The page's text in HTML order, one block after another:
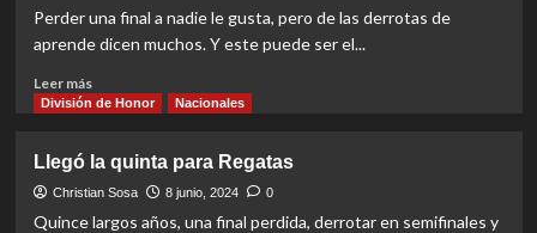
División
Honor
Perder una final a nadie le gusta, pero de las derrotas de
aprende dicen muchos. Y este puede ser el...
Leer másRead
more
y
una
final
División de Honor Nacionales
Llegó la quinta para Regatas
Christian Sosa 8 junio, 2024 0
Quince largos años, una final perdida, derrotar en semifinales y